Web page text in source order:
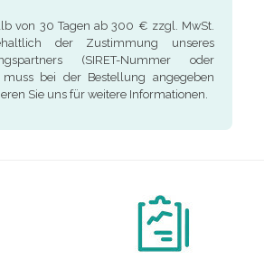
von 30 Tagen ab 300 € zzgl. MwSt.
der Zustimmung unseres
(SIRET-Nummer oder
muss bei der Bestellung angegeben
Sie uns für weitere Informationen.